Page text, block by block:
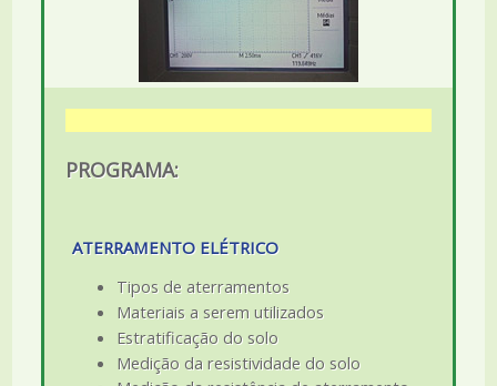
PROGRAMA:
ATERRAMENTO ELÉTRICO
Tipos de aterramentos
Materiais a serem utilizados
Estratificação do solo
Medição da resistividade do solo